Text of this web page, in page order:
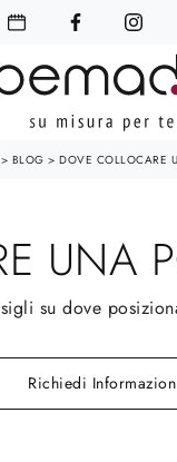
> BLOG >DOVE COLLOCARE
UNA
su dove
Richiedi